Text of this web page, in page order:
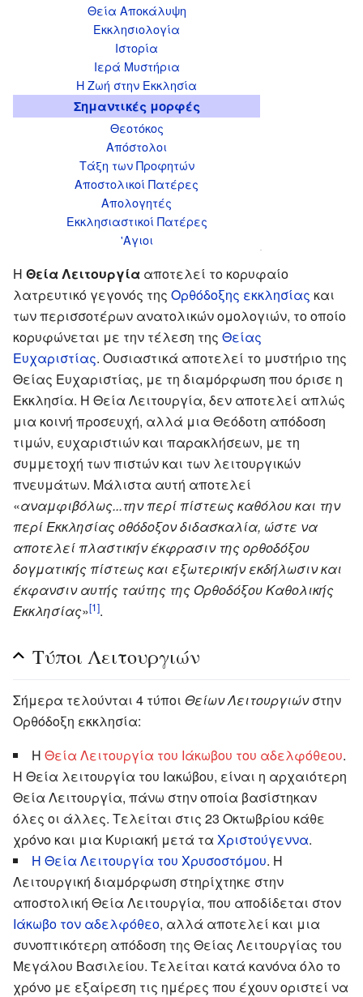
Θεία Αποκάλυψη
Εκκλησιολογία
Ιστορία
Ιερά Μυστήρια
Η Ζωή στην Εκκλησία
Σημαντικές μορφές
Θεοτόκος
Απόστολοι
Τάξη των Προφητών
Αποστολικοί Πατέρες
Απολογητές
Εκκλησιαστικοί Πατέρες
'Αγιοι
Η Θεία Λειτουργία αποτελεί το κορυφαίο
λατρευτικό γεγονός της Ορθόδοξης εκκλησίας και
των περισσοτέρων ανατολικών ομολογιών, το οποίο
κορυφώνεται με την τέλεση της Θείας
Ευχαριστίας. Ουσιαστικά αποτελεί το μυστήριο της
Θείας Ευχαριστίας, με τη διαμόρφωση που όρισε η
Εκκλησία. Η Θεία Λειτουργία, δεν αποτελεί απλώς
μια κοινή προσευχή, αλλά μια Θεόδοτη απόδοση
τιμών, ευχαριστιών και παρακλήσεων, με τη
συμμετοχή των πιστών και των λειτουργικών
πνευμάτων. Μάλιστα αυτή αποτελεί
«αναμφιβόλως...την περί πίστεως καθόλου και την
περί Εκκλησίας οθόδοξον διδασκαλία, ώστε να
αποτελεί πλαστικήν έκφρασιν της ορθοδόξου
δογματικής πίστεως και εξωτερικήν εκδήλωσιν και
έκφανσιν αυτής ταύτης της Ορθοδόξου Καθολικής
Εκκλησίας»[1].
Τύποι Λειτουργιών
Σήμερα τελούνται 4 τύποι Θείων Λειτουργιώνστην
Ορθόδοξη εκκλησία:
Η Θεία Λειτουργία του Ιάκωβου του αδελφόθεου.
Η Θεία λειτουργία του Ιακώβου, είναι η αρχαιότερη
Θεία Λειτουργία, πάνω στην οποία βασίστηκαν
όλες οι άλλες. Τελείται στις 23 Οκτωβρίου κάθε
χρόνο και μια Κυριακή μετά τα Χριστούγεννα.
Η Θεία Λειτουργία του Χρυσοστόμου. Η
Λειτουργική διαμόρφωση στηρίχτηκε στην
αποστολική Θεία Λειτουργία, που αποδίδεται στον
Ιάκωβο τον αδελφόθεο, αλλά αποτελεί και μια
συνοπτικότερη απόδοση της Θείας Λειτουργίας του
Μεγάλου Βασιλείου. Τελείται κατά κανόνα όλο το
χρόνο με εξαίρεση τις ημέρες που έχουν οριστεί να